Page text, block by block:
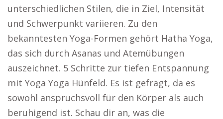
unterschiedlichen Stilen, die in Ziel, Intensität
und Schwerpunkt variieren. Zu den
bekanntesten Yoga-Formen gehört Hatha Yoga,
das sich durch Asanas und Atemübungen
auszeichnet. 5 Schritte zur tiefen Entspannung
mit Yoga Yoga Hünfeld. Es ist gefragt, da es
sowohl anspruchsvoll für den Körper als auch
beruhigend ist. Schau dir an, was die